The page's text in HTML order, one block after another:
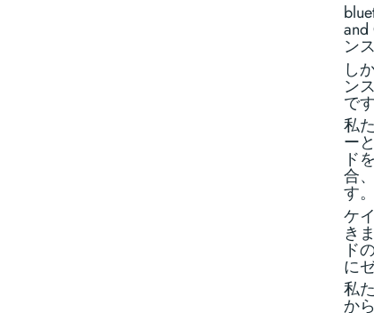
ン
し
ン
で
私
ー
ド
合
す。
ケ
き
ド
に
私
か